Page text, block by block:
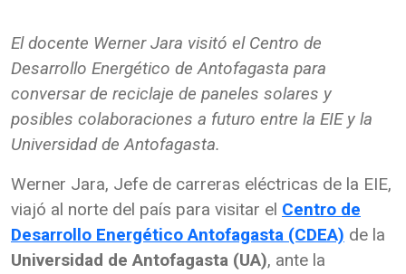
El docente Werner Jara visitó el Centro de
Desarrollo Energético de Antofagasta para
conversar de reciclaje de paneles solares y
posibles colaboraciones a futuro entre la EIE y la
Universidad de Antofagasta.
Werner Jara, Jefe de carreras eléctricas de la EIE,
viajó al norte del país para visitar el Centro de
Desarrollo Energético Antofagasta (CDEA) de la
Universidad de Antofagasta (UA), ante la